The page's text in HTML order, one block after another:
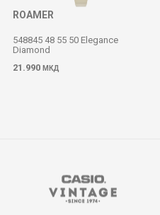
ROAMER
548845 48 55 50 Elegance
Diamond
21.990 МКД